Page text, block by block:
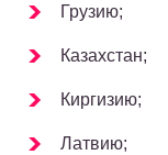
Грузию;
Казахстан;
Киргизию;
Латвию;